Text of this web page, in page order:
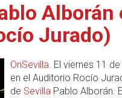
Alborán
Jurado)
OnSevilla. El viernes 11
en el Auditorio Rocío
de Sevilla Pablo Alborán.